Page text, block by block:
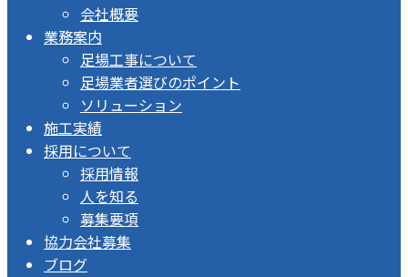
会社概要
業務案内
足場工事について
足場業者選びのポイント
ソリューション
施工実績
採用について
採用情報
人を知る
募集要項
協力会社募集
ブログ